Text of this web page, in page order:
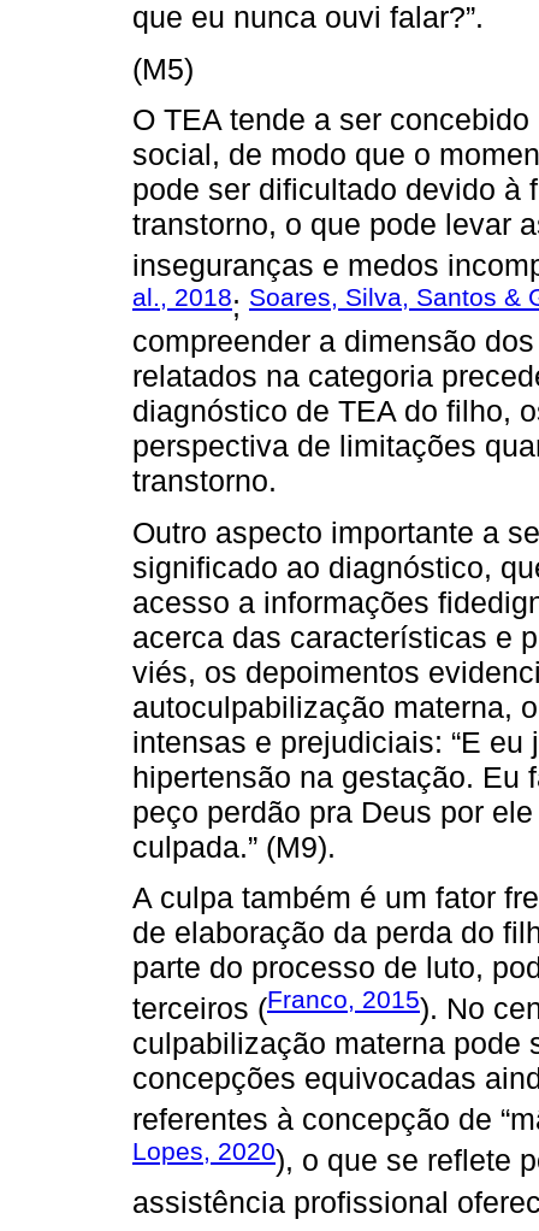
que eu nunca ouvi falar?”.
(M5)
O TEA tende a ser
social, de modo que o
pode ser dificultado devido à
transtorno, o que pode levar
inseguranças e medos
al., 2018; Soares, Silva, Santos &
compreender a dimensão
relatados na categoria
diagnóstico de TEA do filho,
perspectiva de limitações
transtorno.
Outro aspecto importante a
significado ao diagnóstico,
acesso a informações
acerca das características e
viés, os depoimentos
autoculpabilização materna,
intensas e prejudiciais: “E
hipertensão na gestação. Eu
peço perdão pra Deus por
culpada.” (M9).
A culpa também é um fator
de elaboração da perda do
parte do processo de luto,
terceiros (Franco, 2015). No
culpabilização materna pode
concepções equivocadas
referentes à concepção de
Lopes, 2020), o que se reflete
assistência profissional